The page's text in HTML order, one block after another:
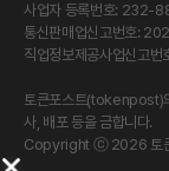
사업자 등록번호: 232-
통신판매업신고번호:
직업정보제공사업신고
토큰포스트(tokenpost)
사, 배포 등을 금합니다.
Copyright ⓒ 2026 토